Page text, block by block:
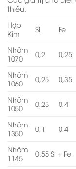
thiểu.
Hợp
Kim
Si Fe
Nhôm
1070
0,2 0,25
Nhôm
1060
0,25 0,35
Nhôm
1050
0,25 0,4
Nhôm
1350
0,1 0,4
Nhôm
1145
0.55 Si + Fe